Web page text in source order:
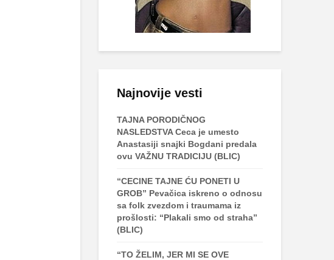
Najnovije vesti
TAJNA PORODIČNOG
NASLEDSTVA Ceca je umesto
Anastasiji snajki Bogdani predala
ovu VAŽNU TRADICIJU (BLIC)
“CECINE TAJNE ĆU PONETI U
GROB” Pevačica iskreno o odnosu
sa folk zvezdom i traumama iz
prošlosti: “Plakali smo od straha”
(BLIC)
“TO ŽELIM, JER MI SE OVE